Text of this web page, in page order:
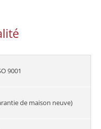
9001
de maison neuve)